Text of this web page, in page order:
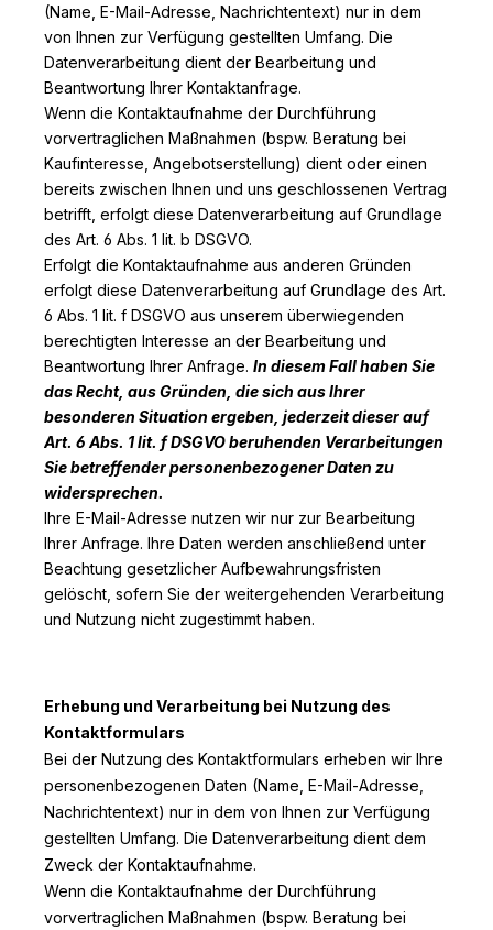
(Name, E-Mail-Adresse, Nachrichtentext) nur in dem
von Ihnen zur Verfügung gestellten Umfang. Die
Datenverarbeitung dient der Bearbeitung und
Beantwortung Ihrer Kontaktanfrage.
Wenn die Kontaktaufnahme der Durchführung
vorvertraglichen Maßnahmen (bspw. Beratung bei
Kaufinteresse, Angebotserstellung) dient oder einen
bereits zwischen Ihnen und uns geschlossenen Vertrag
betrifft, erfolgt diese Datenverarbeitung auf Grundlage
des Art. 6 Abs. 1 lit. b DSGVO.
Erfolgt die Kontaktaufnahme aus anderen Gründen
erfolgt diese Datenverarbeitung auf Grundlage des Art.
6 Abs. 1 lit. f DSGVO aus unserem überwiegenden
berechtigten Interesse an der Bearbeitung und
Beantwortung Ihrer Anfrage. In diesem Fall haben Sie
das Recht, aus Gründen, die sich aus Ihrer
besonderen Situation ergeben, jederzeit dieser auf
Art. 6 Abs. 1 lit. f DSGVO beruhenden Verarbeitungen
Sie betreffender personenbezogener Daten zu
widersprechen.
Ihre E-Mail-Adresse nutzen wir nur zur Bearbeitung
Ihrer Anfrage. Ihre Daten werden anschließend unter
Beachtung gesetzlicher Aufbewahrungsfristen
gelöscht, sofern Sie der weitergehenden Verarbeitung
und Nutzung nicht zugestimmt haben.
Erhebung und Verarbeitung bei Nutzung des
Kontaktformulars
Bei der Nutzung des Kontaktformulars erheben wir Ihre
personenbezogenen Daten (Name, E-Mail-Adresse,
Nachrichtentext) nur in dem von Ihnen zur Verfügung
gestellten Umfang. Die Datenverarbeitung dient dem
Zweck der Kontaktaufnahme.
Wenn die Kontaktaufnahme der Durchführung
vorvertraglichen Maßnahmen (bspw. Beratung bei